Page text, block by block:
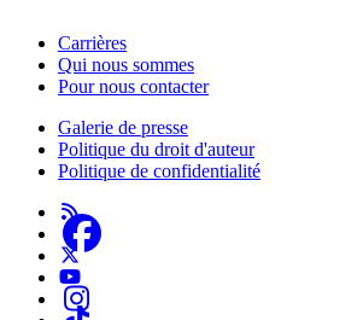
Footer
This
Site
Carrières
Qui nous sommes
Pour nous contacter
Footer
About
Us
Galerie de presse
Politique du droit d'auteur
Politique de confidentialité